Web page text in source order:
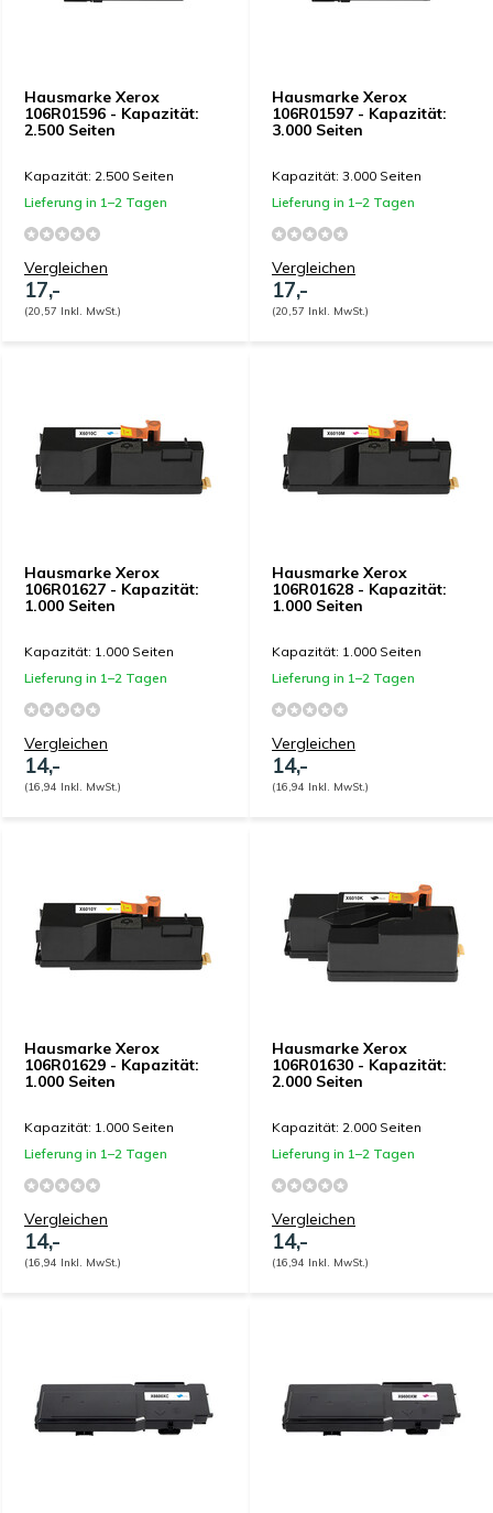
Hausmarke Xerox
106R01596 - Kapazität:
2.500 Seiten
Kapazität: 2.500 Seiten
Lieferung in 1–2 Tagen
Vergleichen
17,-
(20,57 Inkl. MwSt.)
Hausmarke Xerox
106R01597 - Kapazität:
3.000 Seiten
Kapazität: 3.000 Seiten
Lieferung in 1–2 Tagen
Vergleichen
17,-
(20,57 Inkl. MwSt.)
Hausmarke Xerox
106R01627 - Kapazität:
1.000 Seiten
Kapazität: 1.000 Seiten
Lieferung in 1–2 Tagen
Vergleichen
14,-
(16,94 Inkl. MwSt.)
Hausmarke Xerox
106R01628 - Kapazität:
1.000 Seiten
Kapazität: 1.000 Seiten
Lieferung in 1–2 Tagen
Vergleichen
14,-
(16,94 Inkl. MwSt.)
Hausmarke Xerox
106R01629 - Kapazität:
1.000 Seiten
Kapazität: 1.000 Seiten
Lieferung in 1–2 Tagen
Vergleichen
14,-
(16,94 Inkl. MwSt.)
Hausmarke Xerox
106R01630 - Kapazität:
2.000 Seiten
Kapazität: 2.000 Seiten
Lieferung in 1–2 Tagen
Vergleichen
14,-
(16,94 Inkl. MwSt.)